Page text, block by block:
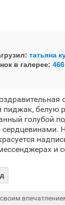
татьяна
в галерее:
белую
голубой
и